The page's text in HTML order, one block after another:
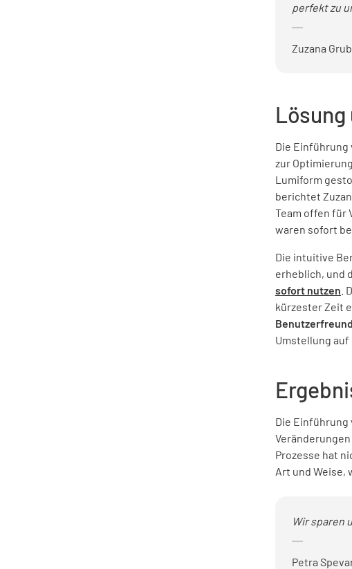
perfekt zu
Zuzana
Die
zur
Lumiform
berichtet
Team offen für
waren sofort
Die intuitive
erheblich, und
sofort nutzen .
kürzester Zeit
Umstellung
Die
Prozesse hat
Art und Weise,
Wir sparen
Petra